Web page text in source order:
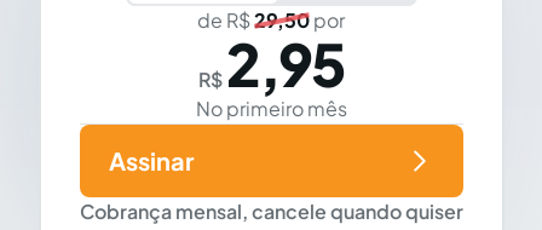
de R$29,50por
R$ 2,95
No primeiro mês
Cobrança mensal, cancele quando quiser
Assinar